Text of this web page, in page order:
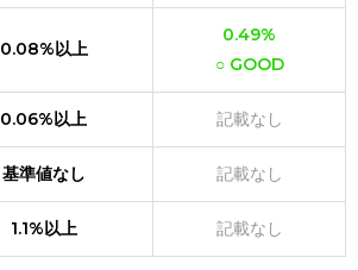
0.08%以上
0.49%
○ GOOD
0.06%以上 記載なし
基準値なし 記載なし
1.1%以上 記載なし